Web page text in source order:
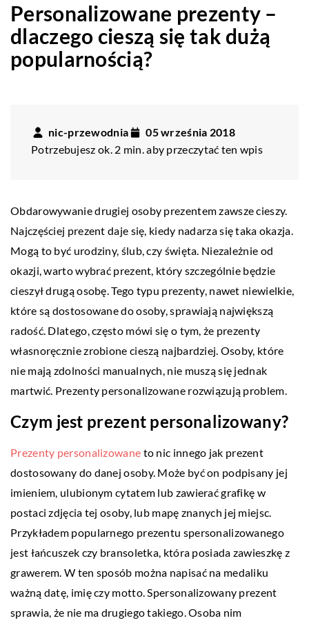
Personalizowane prezenty –
dlaczego cieszą się tak dużą
popularnością?
nic-przewodnia
05 września 2018
Potrzebujesz ok. 2 min. aby przeczytać ten wpis
Obdarowywanie drugiej osoby prezentem zawsze cieszy.
Najczęściej prezent daje się, kiedy nadarza się taka okazja.
Mogą to być urodziny, ślub, czy święta. Niezależnie od
okazji, warto wybrać prezent, który szczególnie będzie
cieszył drugą osobę. Tego typu prezenty, nawet niewielkie,
które są dostosowane do osoby, sprawiają największą
radość. Dlatego, często mówi się o tym, że prezenty
własnoręcznie zrobione cieszą najbardziej. Osoby, które
nie mają zdolności manualnych, nie muszą się jednak
martwić. Prezenty personalizowane rozwiązują problem.
Czym jest prezent personalizowany?
Prezenty personalizowane to nic innego jak prezent
dostosowany do danej osoby. Może być on podpisany jej
imieniem, ulubionym cytatem lub zawierać grafikę w
postaci zdjęcia tej osoby, lub mapę znanych jej miejsc.
Przykładem popularnego prezentu spersonalizowanego
jest łańcuszek czy bransoletka, która posiada zawieszkę z
grawerem. W ten sposób można napisać na medaliku
ważną datę, imię czy motto. Spersonalizowany prezent
sprawia, że nie ma drugiego takiego. Osoba nim